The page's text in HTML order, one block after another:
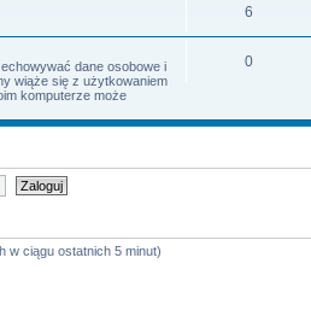
6
dane osobowe i
wiąże się z użytkowaniem
komputerze może
0
w ciągu ostatnich 5 minut)